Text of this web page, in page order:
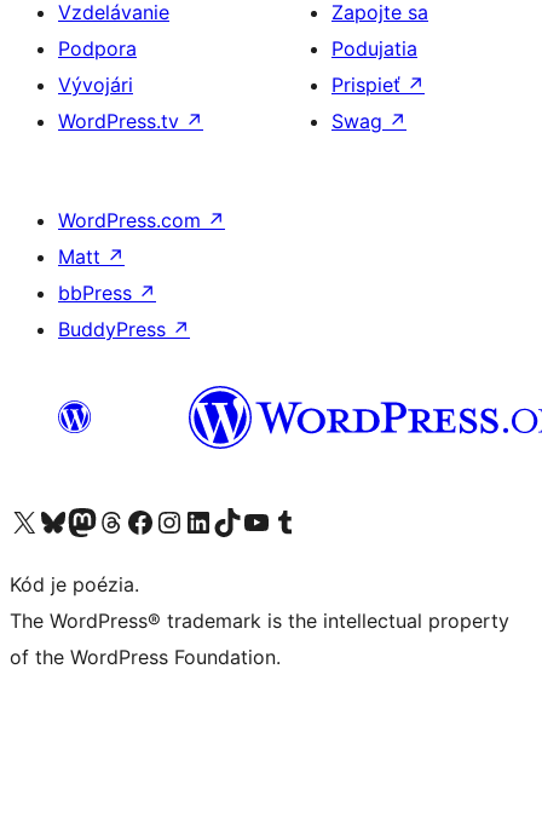
Vzdelávanie
Podpora
Vývojári
WordPress.tv ↗
Zapojte sa
Podujatia
Prispieť ↗
Swag ↗
WordPress.com ↗
Matt ↗
bbPress ↗
BuddyPress ↗
Navštívte náš účet na X (predtým Twitter)
Navštívte náš účet na platforme Bluesky
Navštívte náš účet na Mastodone
Navštívte náš účet na platforme Threads
Navštívte našu stránku na Facebooku
Navštívte náš účet Instagram
Navštívte náš účet LinkedIn
Navštívte náš účet na platforme TikTok
Navštívte náš kanál YouTube
Navštívte náš účet na platforme Tumblr
Kód je poézia.
The WordPress® trademark is the intellectual property
of the WordPress Foundation.